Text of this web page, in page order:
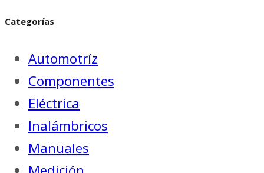
Categorías
Automotríz
Componentes
Eléctrica
Inalámbricos
Manuales